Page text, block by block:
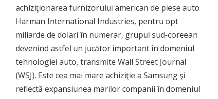
achiziţionarea furnizorului american de piese auto
Harman International Industries, pentru opt
miliarde de dolari în numerar, grupul sud-coreean
devenind astfel un jucător important în domeniul
tehnologiei auto, transmite Wall Street Journal
(WSJ). Este cea mai mare achiziţie a Samsung şi
reflectă expansiunea marilor companii în domeniul